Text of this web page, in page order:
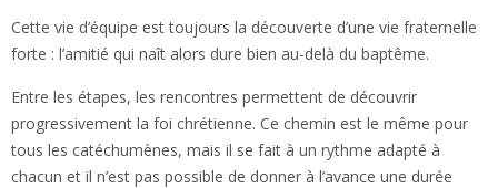
Cette vie d’équipe est toujours la découverte d’une vie fraternelle
forte : l’amitié qui naît alors dure bien au-delà du baptême.
Entre les étapes, les rencontres permettent de découvrir
progressivement la foi chrétienne. Ce chemin est le même pour
tous les catéchumènes, mais il se fait à un rythme adapté à
chacun et il n’est pas possible de donner à l’avance une durée